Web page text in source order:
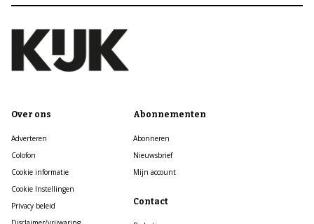
Over ons
Adverteren
Colofon
Cookie informatie
Cookie Instellingen
Privacy beleid
Abonnementen
Abonneren
Nieuwsbrief
Mijn account
Contact